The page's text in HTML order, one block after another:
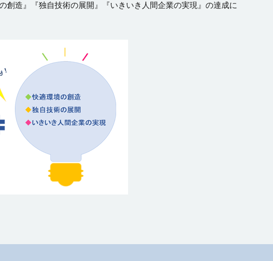
造』『独自技術の展開』『いきいき人間企業の実現』の達成に